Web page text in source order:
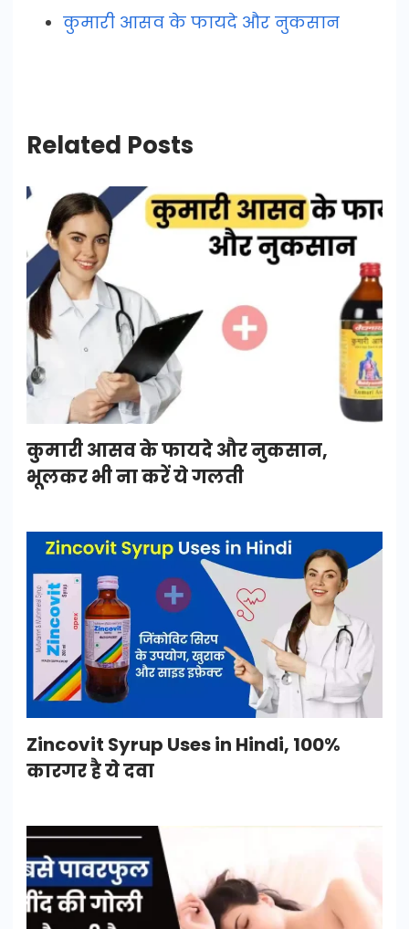
कुमारी आसव के फायदे और नुकसान
Related Posts
कुमारी आसव के फायदे और नुकसान,
भूलकर भी ना करें ये गलती
Zincovit Syrup Uses in Hindi, 100%
कारगर है ये दवा